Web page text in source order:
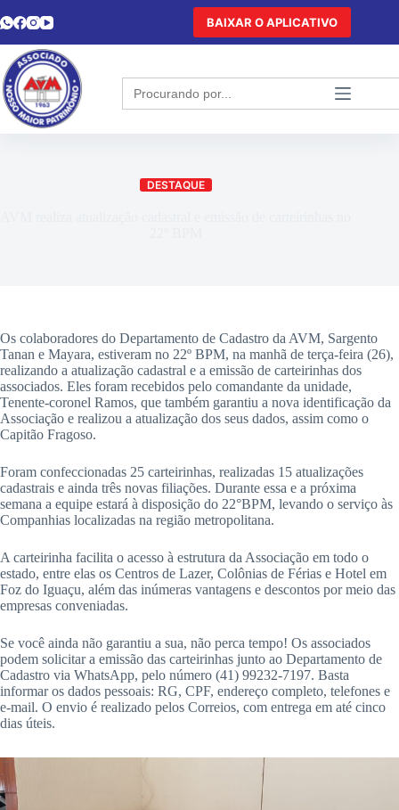
BAIXAR O APLICATIVO
Search
for:
DESTAQUE
Os colaboradores do Departamento de Cadastro da AVM, Sargento
Tanan e Mayara, estiveram no 22º BPM, na manhã de terça-feira (26),
realizando a atualização cadastral e a emissão de carteirinhas dos
associados. Eles foram recebidos pelo comandante da unidade,
Tenente-coronel Ramos, que também garantiu a nova identificação da
Associação e realizou a atualização dos seus dados, assim como o
Capitão Fragoso.
Foram confeccionadas 25 carteirinhas, realizadas 15 atualizações
cadastrais e ainda três novas filiações. Durante essa e a próxima
semana a equipe estará à disposição do 22°BPM, levando o serviço às
Companhias localizadas na região metropolitana.
A carteirinha facilita o acesso à estrutura da Associação em todo o
estado, entre elas os Centros de Lazer, Colônias de Férias e Hotel em
Foz do Iguaçu, além das inúmeras vantagens e descontos por meio das
empresas conveniadas.
Se você ainda não garantiu a sua, não perca tempo! Os associados
podem solicitar a emissão das carteirinhas junto ao Departamento de
Cadastro via WhatsApp, pelo número (41) 99232-7197. Basta
informar os dados pessoais: RG, CPF, endereço completo, telefones e
e-mail. O envio é realizado pelos Correios, com entrega em até cinco
dias úteis.